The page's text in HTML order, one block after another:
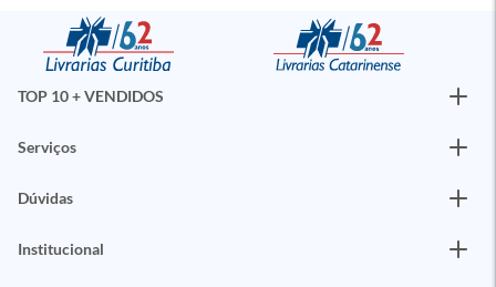
TOP 10 + VENDIDOS
Serviços
Dúvidas
Institucional